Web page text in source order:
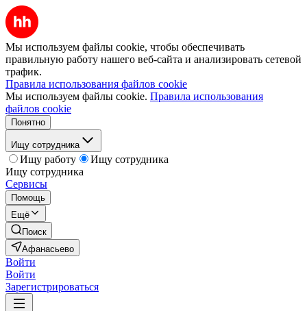
Мы используем файлы cookie, чтобы обеспечивать
правильную работу нашего веб-сайта и анализировать сетевой
трафик.
Правила использования файлов cookie
Мы используем файлы cookie. Правила использования
файлов cookie
Понятно
Ищу сотрудника
Ищу работу
Ищу сотрудника
Ищу сотрудника
Сервисы
Помощь
Ещё
Поиск
Афанасьево
Войти
Войти
Зарегистрироваться